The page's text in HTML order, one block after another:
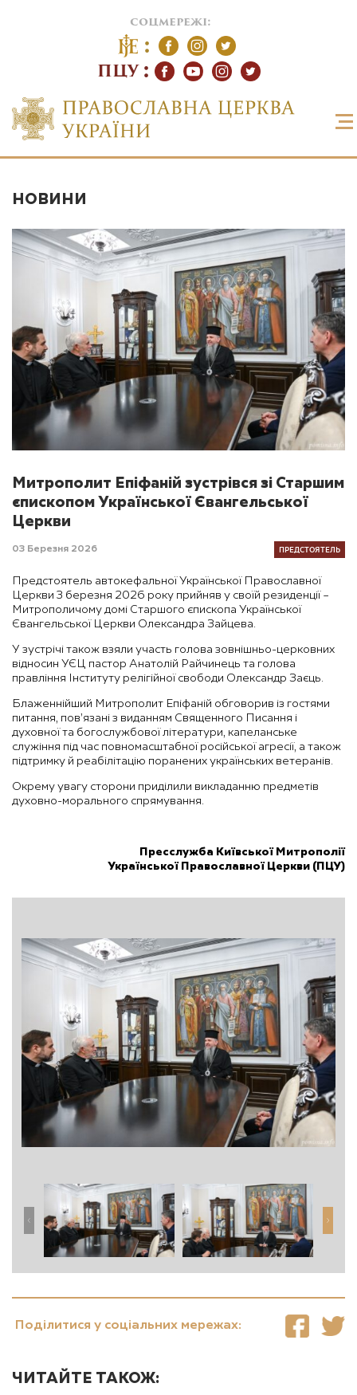
соцмережі:
ПЦУ
НОВИНИ
Митрополит Епіфаній зустрівся зі Старшим
єпископом Української Євангельської
Церкви
03 Березня 2026 ПРЕДСТОЯТЕЛЬ
Предстоятель автокефальної Української Православної
Церкви 3 березня 2026 року прийняв у своїй резиденції –
Митрополичому домі Старшого єпископа Української
Євангельської Церкви Олександра Зайцева.
У зустрічі також взяли участь голова зовнішньо-церковних
відносин УЄЦ пастор Анатолій Райчинець та голова
правління Інституту релігійної свободи Олександр Заєць.
Блаженнійший Митрополит Епіфаній обговорив із гостями
питання, пов’язані з виданням Священного Писання і
духовної та богослужбової літератури, капеланське
служіння під час повномасштабної російської агресії, а також
підтримку й реабілітацію поранених українських ветеранів.
Окрему увагу сторони приділили викладанню предметів
духовно-морального спрямування.
Пресслужба Київської Митрополії
Української Православної Церкви (ПЦУ)
Поділитися у соціальних мережах:
ЧИТАЙТЕ ТАКОЖ: